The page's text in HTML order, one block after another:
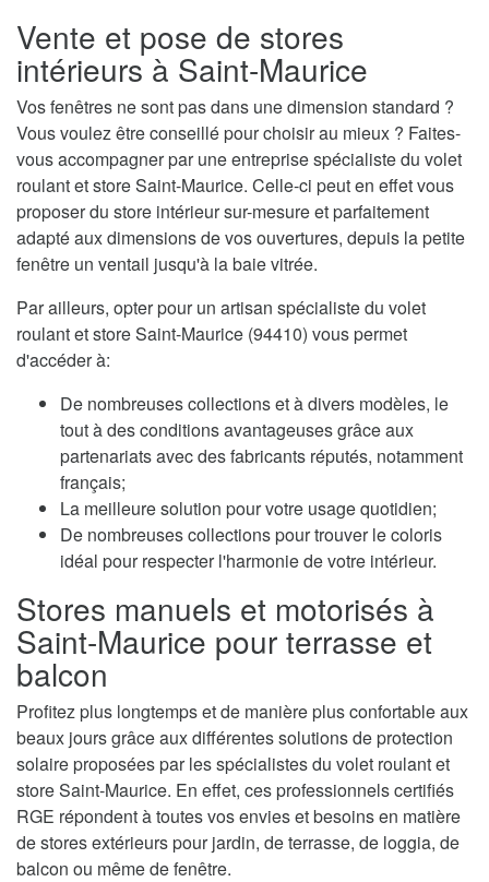
Vente et pose de stores
intérieurs à Saint-Maurice
Vos fenêtres ne sont pas dans une dimension standard ?
Vous voulez être conseillé pour choisir au mieux ? Faites-
vous accompagner par une entreprise spécialiste du volet
roulant et store Saint-Maurice. Celle-ci peut en effet vous
proposer du store intérieur sur-mesure et parfaitement
adapté aux dimensions de vos ouvertures, depuis la petite
fenêtre un ventail jusqu'à la baie vitrée.
Par ailleurs, opter pour un artisan spécialiste du volet
roulant et store Saint-Maurice (94410) vous permet
d'accéder à:
De nombreuses collections et à divers modèles, le
tout à des conditions avantageuses grâce aux
partenariats avec des fabricants réputés, notamment
français;
La meilleure solution pour votre usage quotidien;
De nombreuses collections pour trouver le coloris
idéal pour respecter l'harmonie de votre intérieur.
Stores manuels et motorisés à
Saint-Maurice pour terrasse et
balcon
Profitez plus longtemps et de manière plus confortable aux
beaux jours grâce aux différentes solutions de protection
solaire proposées par les spécialistes du volet roulant et
store Saint-Maurice. En effet, ces professionnels certifiés
RGE répondent à toutes vos envies et besoins en matière
de stores extérieurs pour jardin, de terrasse, de loggia, de
balcon ou même de fenêtre.